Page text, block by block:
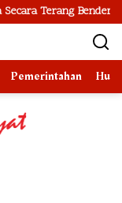
Pemerintahan